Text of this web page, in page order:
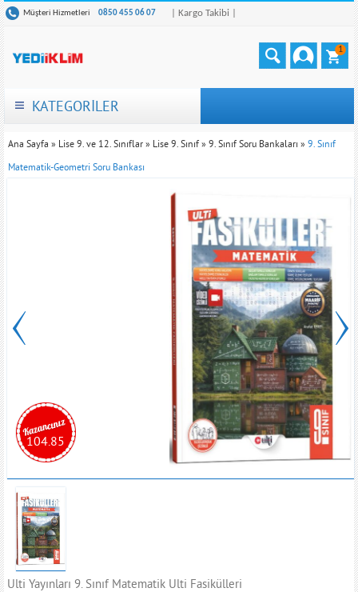
Müşteri Hizmetleri 0850 455 06 07 | Kargo Takibi |
1
KATEGORİLER
Ana Sayfa » Lise 9. ve 12. Sınıflar » Lise 9. Sınıf » 9. Sınıf Soru Bankaları » 9. Sınıf
Matematik-Geometri Soru Bankası
104.85
Ulti Yayınları 9. Sınıf Matematik Ulti Fasikülleri